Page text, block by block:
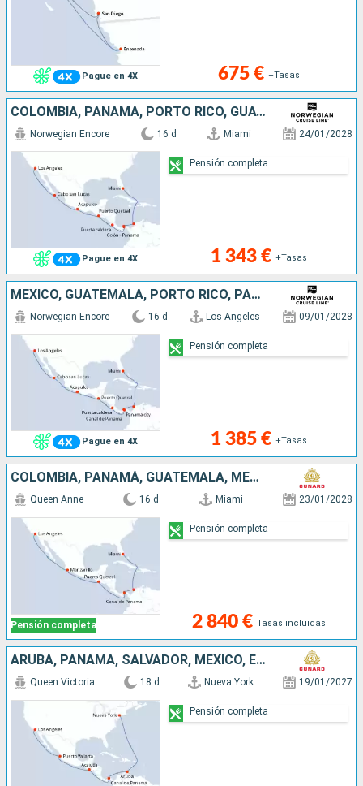
Pague en 4X 675 € +Tasas
COLOMBIA, PANAMÁ, PORTO RICO, GUATEMALA, MÉXICO, ESTADOS UNIDOS
Pague en 4X
Norwegian Encore 16 d Miami 24/01/2028
1 343 € +Tasas
Pensión completa
MÉXICO, GUATEMALA, PORTO RICO, PANAMÁ, COLOMBIA, ESTADOS UNIDOS
Pague en 4X
Norwegian Encore 16 d Los Angeles 09/01/2028
1 385 € +Tasas
Pensión completa
COLOMBIA, PANAMÁ, GUATEMALA, MÉXICO, ESTADOS UNIDOS
Pensión completa
Queen Anne 16 d Miami 23/01/2028
2 840 € Tasas incluidas
Pensión completa
ARUBA, PANAMÁ, SALVADOR, MÉXICO, ESTADOS UNIDOS
Queen Victoria 18 d Nueva York 19/01/2027
Pensión completa